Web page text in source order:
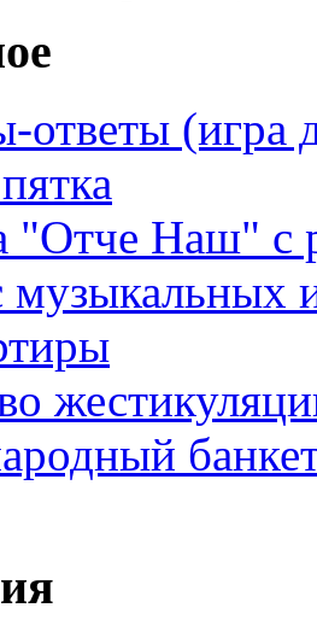
ответы (игра
"Отче Наш" с
музыкальных